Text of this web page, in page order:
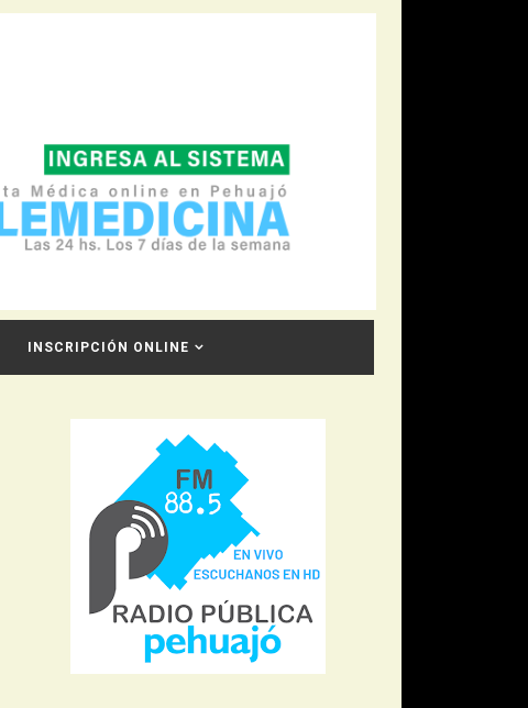
INSCRIPCIÓN ONLINE